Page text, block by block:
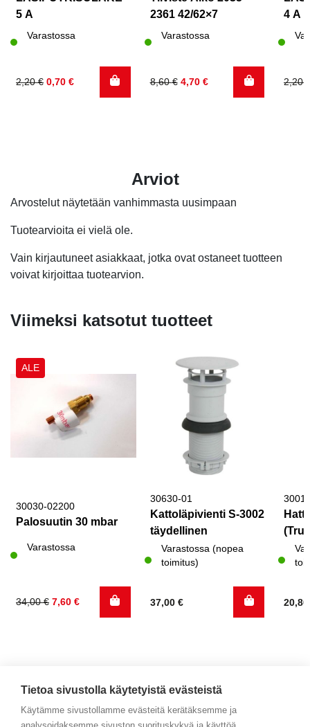
5 A
Varastossa
2,20€
Alkuperäinen
0,70 €
Nykyinen
2361 42/62×7
Varastossa
8,60€
Alkuperäinen
4,70 €
Nykyinen
4 A
2,20
Arviot
Arvostelut näytetään vanhimmasta uusimpaan
Tuotearvioita ei vielä ole.
Vain kirjautuneet asiakkaat, jotka ovat ostaneet tuotteen
voivat kirjoittaa tuotearvion.
Viimeksi katsotut tuotteet
ALE
30030-02200
Palosuutin 30 mbar
Varastossa
34,00€
Alkuperäinen
7,60 €
Nykyinen
30630-01
Kattoläpivienti S-3002
täydellinen
Varastossa (nopea
toimitus)
37,00 €
Tietoa sivustolla käytetyistä evästeistä
Käytämme sivustollamme evästeitä kerätäksemme ja